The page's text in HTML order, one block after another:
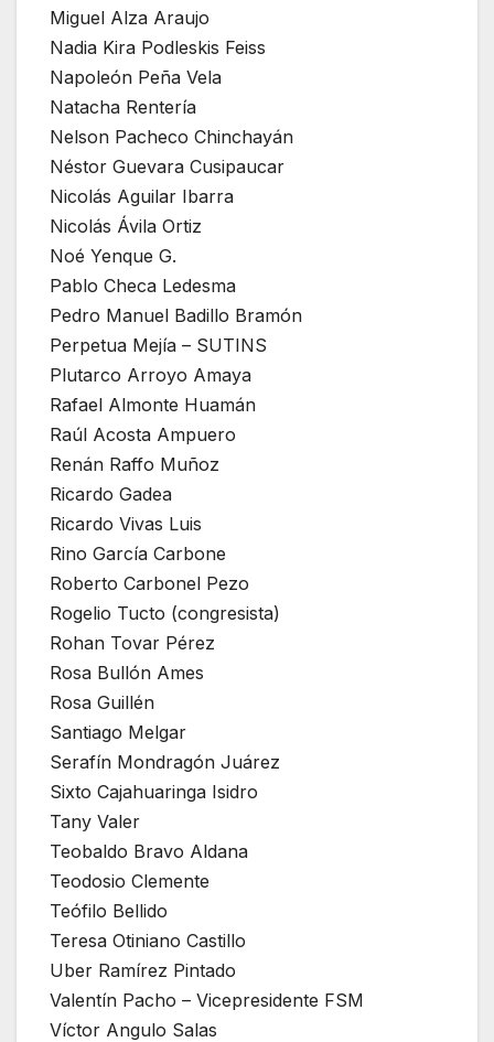
Miguel Alza Araujo
Nadia Kira Podleskis Feiss
Napoleón Peña Vela
Natacha Rentería
Nelson Pacheco Chinchayán
Néstor Guevara Cusipaucar
Nicolás Aguilar Ibarra
Nicolás Ávila Ortiz
Noé Yenque G.
Pablo Checa Ledesma
Pedro Manuel Badillo Bramón
Perpetua Mejía – SUTINS
Plutarco Arroyo Amaya
Rafael Almonte Huamán
Raúl Acosta Ampuero
Renán Raffo Muñoz
Ricardo Gadea
Ricardo Vivas Luis
Rino García Carbone
Roberto Carbonel Pezo
Rogelio Tucto (congresista)
Rohan Tovar Pérez
Rosa Bullón Ames
Rosa Guillén
Santiago Melgar
Serafín Mondragón Juárez
Sixto Cajahuaringa Isidro
Tany Valer
Teobaldo Bravo Aldana
Teodosio Clemente
Teófilo Bellido
Teresa Otiniano Castillo
Uber Ramírez Pintado
Valentín Pacho – Vicepresidente FSM
Víctor Angulo Salas